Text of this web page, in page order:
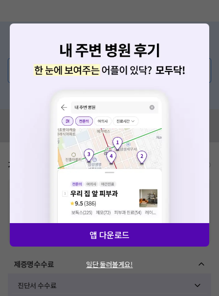
증상/치료, 궁금한 점이 있나요?
의사가 직접 답해드려요!
💬 무엇이든 물어보세요
혹시 잘못된 병원정보가 있나요?
모두닥 팀에 알려주세요!
가격표 비급여/급여 진료란?
추가비용 등으로 실제 가격과 상이할 수 있으니, 정확
한 가격은 해당 의료기관에 직접 문의해주세요.
건강보험심사평가원
에 고지되어 있는 급여 진료 기준 가
격입니다. (진료와 연관된 복합적인 비용이 추가되어, 병원마다 금액이 다르게
산정될 수 있는 점 참고 바랍니다.)
VAT 포함
제증명수수료
진단서 수수료
앱 다운로드
일단 둘러볼게요!